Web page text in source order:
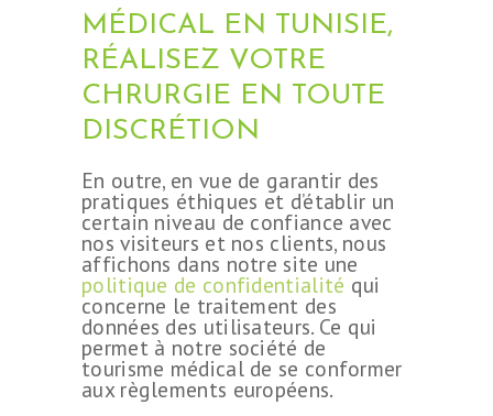
MÉDICAL EN TUNISIE,
RÉALISEZ VOTRE
CHRURGIE EN TOUTE
DISCRÉTION
En outre, en vue de garantir des
pratiques éthiques et d’établir un
certain niveau de confiance avec
nos visiteurs et nos clients, nous
affichons dans notre site une
politique de confidentialité qui
concerne le traitement des
données des utilisateurs. Ce qui
permet à notre société de
tourisme médical de se conformer
aux règlements européens.